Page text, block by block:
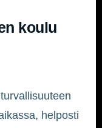
koulu
helposti